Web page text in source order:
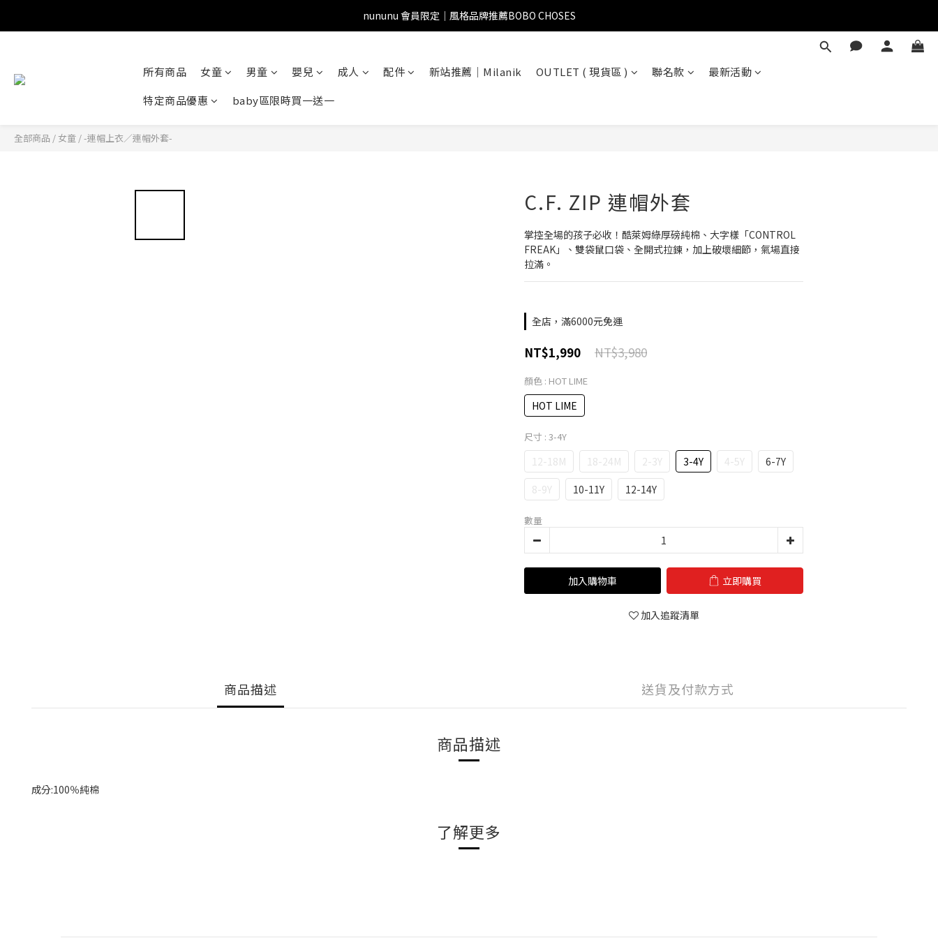
nununu 會員限定｜風格品牌推薦BOBO CHOSES
所有商品 女童 男童 嬰兒 成人 配件 新站推薦｜Milanik OUTLET ( 現貨區 ) 聯名款
最新活動
特定商品優惠
baby區限時買一送一
全部商品 / 女童 /-連帽上衣／連帽外套-
C.F. ZIP 連帽外套
掌控全場的孩子必收！酷萊姆綠厚磅純棉、大字樣「CONTROL
FREAK」、雙袋鼠口袋、全開式拉鍊，加上破壞細節，氣場直接
拉滿。
全店，滿6000元免運
NT$3,980
NT$1,990
顏色 : HOT LIME
HOT LIME
尺寸 : 3-4Y
12-18M 18-24M 2-3Y 3-4Y 4-5Y
6-7Y
8-9Y
10-11Y 12-14Y
數量
加入購物車 立即購買
加入追蹤清單
商品描述 送貨及付款方式
商品描述
成分:100％純棉
了解更多